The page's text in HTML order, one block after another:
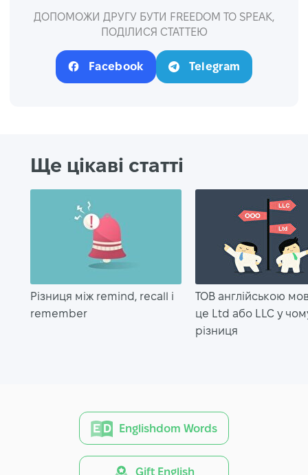
ДОПОМОЖИ ДРУГУ БУТИ FREEDOM TO SPEAK,
ПОДІЛИСЯ СТАТТЕЮ
Facebook Telegram
Ще цікаві статті
Різниця між remind, recall і
remember
ТОВ англійською
це Ltd або LLC у
різниця
Englishdom Words
Gift English